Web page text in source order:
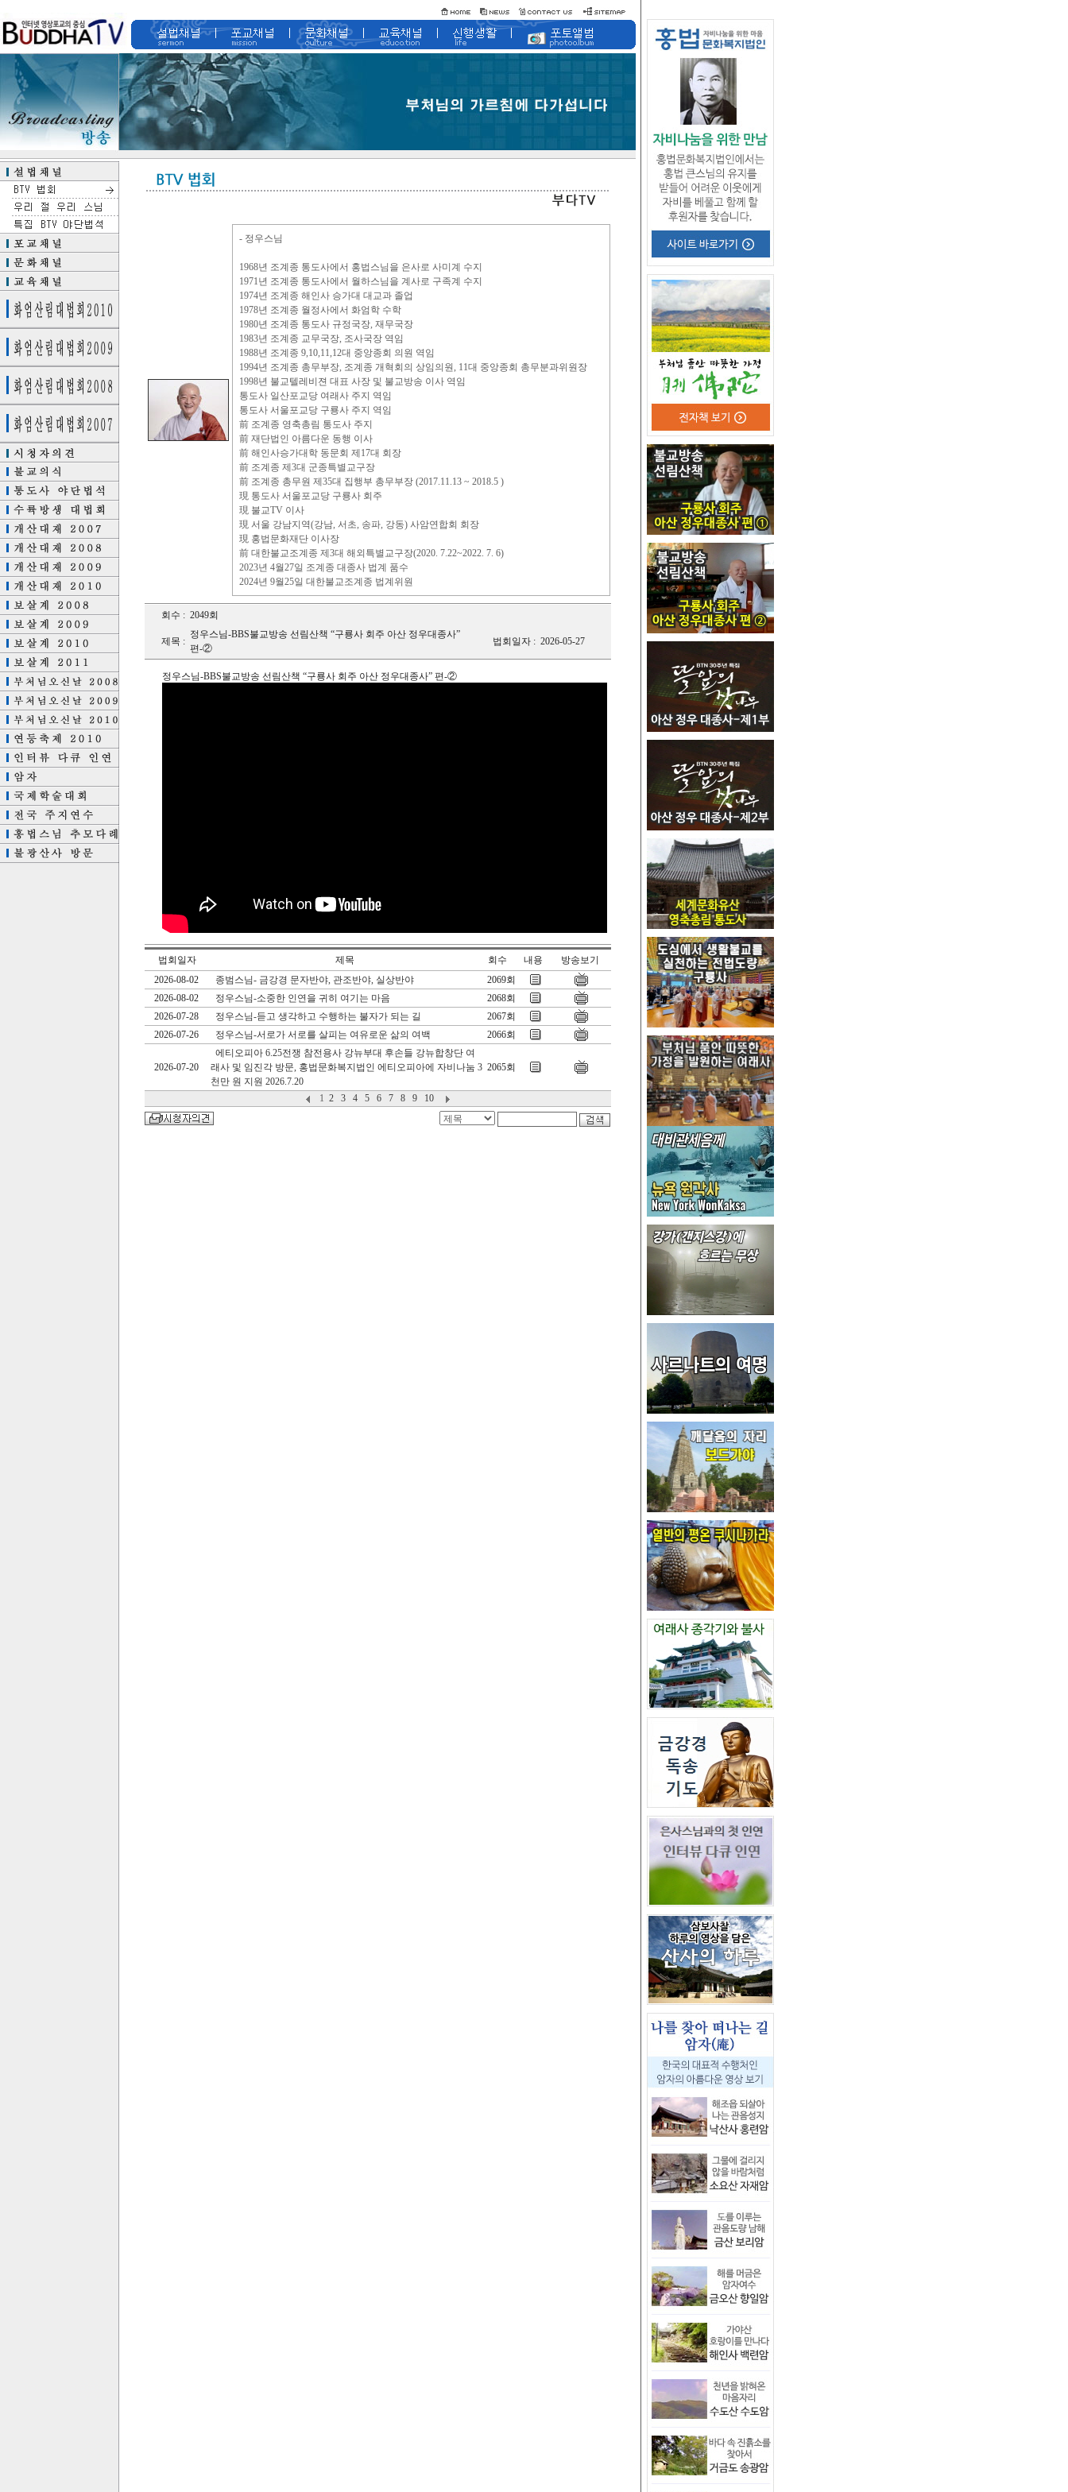
- 정우스님
1968년 조계종 통도사에서 홍법스님을 은사로 사미계 수지
1971년 조계종 통도사에서 월하스님을 계사로 구족계 수지
1974년 조계종 해인사 승가대 대교과 졸업
1978년 조계종 월정사에서 화엄학 수학
1980년 조계종 통도사 규정국장, 재무국장
1983년 조계종 교무국장, 조사국장 역임
1988년 조계종 9,10,11,12대 중앙종회 의원 역임
1994년 조계종 총무부장, 조계종 개혁회의 상임의원, 11대 중앙종회 총무분과위원장
1998년 불교텔레비젼 대표 사장 및 불교방송 이사 역임
통도사 일산포교당 여래사 주지 역임
통도사 서울포교당 구룡사 주지 역임
前 조계종 영축총림 통도사 주지
前 재단법인 아름다운 동행 이사
前 해인사승가대학 동문회 제17대 회장
前 조계종 제3대 군종특별교구장
前 조계종 총무원 제35대 집행부 총무부장 (2017.11.13 ~ 2018.5 )
現 통도사 서울포교당 구룡사 회주
現 불교TV 이사
現 서울 강남지역(강남, 서초, 송파, 강동) 사암연합회 회장
現 홍법문화재단 이사장
前 대한불교조계종 제3대 해외특별교구장(2020. 7.22~2022. 7. 6)
2023년 4월27일 조계종 대종사 법계 품수
2024년 9월25일 대한불교조계종 법계위원
회수 : 2049회
제목 :
정우스님-BBS불교방송 선림산책 “구룡사 회주 아산 정우대종사”
편-②
법회일자 : 2026-05-27
정우스님-BBS불교방송 선림산책 “구룡사 회주 아산 정우대종사” 편-②
법회일자 제목 회수 내용
방송보기
2026-08-02
종범스님- 금강경 문자반야, 관조반야, 실상반야
2069회
2026-08-02
정우스님-소중한 인연을 귀히 여기는 마음
2068회
2026-07-28
정우스님-듣고 생각하고 수행하는 불자가 되는 길
2067회
2026-07-26
정우스님-서로가 서로를 살피는 여유로운 삶의 여백 2066회
2026-07-20
에티오피아 6.25전쟁 참전용사 강뉴부대 후손들 강뉴합창단 여
래사 및 임진각 방문, 홍법문화복지법인 에티오피아에 자비나눔 3
천만 원 지원 2026.7.20
2065회
1 2 3 4 5 6 7 8 9 10